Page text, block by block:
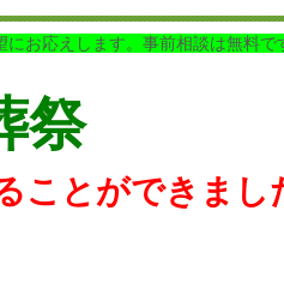
お応えします。事前相談は無料
祭
ことができまし